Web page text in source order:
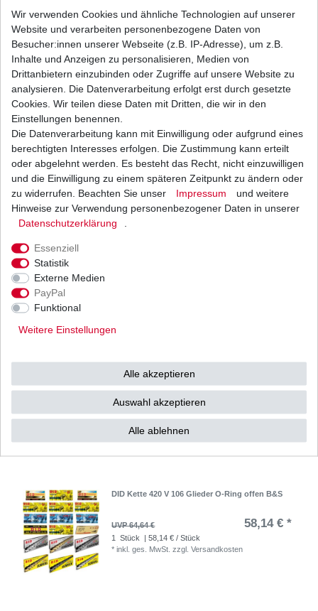
UVP 18,56 € 16,69 € *
1 Stück | 16,69 € / Stück
*inkl. ges. MwSt.zzgl. Versandkosten
16,98 € *
*inkl. ges. MwSt.zzgl.Versandkosten
DID Kette 420 V 104 Glieder O-Ring offen B&S
UVP 63,35 €
1 Stück | 56,98 € / Stück
inkl. ges. MwSt.
DID Kette 420 V 106 Glieder O-Ring offen B&S
UVP 64,64 € 58,14 € *
1 Stück
| 58,14 € / Stück
*inkl. ges. MwSt. zzgl.Versandkosten
Wir verwenden Cookies und ähnliche Technologien auf unserer
Website und verarbeiten personenbezogene Daten von
Besucher:innen unserer Webseite (z.B. IP-Adresse), um z.B.
Inhalte und Anzeigen zu personalisieren, Medien von
Drittanbietern einzubinden oder Zugriffe auf unsere Website zu
analysieren. Die Datenverarbeitung erfolgt erst durch gesetzte
Cookies. Wir teilen diese Daten mit Dritten, die wir in den
Einstellungen benennen.
Die Datenverarbeitung kann mit Einwilligung oder aufgrund eines
berechtigten Interesses erfolgen. Die Zustimmung kann erteilt
oder abgelehnt werden. Es besteht das Recht, nicht einzuwilligen
und die Einwilligung zu einem späteren Zeitpunkt zu ändern oder
zu widerrufen. Beachten Sie unser
Impressum
und weitere
Hinweise zur Verwendung personenbezogener Daten in unserer
Daten­schutz­erklärung
Essenziell
Statistik
Externe Medien
PayPal
Funktional
Weitere Einstellungen
Alle akzeptieren
Auswahl akzeptieren
Alle ablehnen